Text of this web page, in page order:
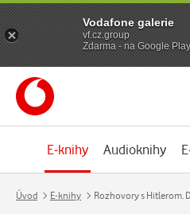
E-knihy Audioknihy
Úvod E-knihy Rozhovory s Hitlerom.
Vodafone galerie
vf.cz.group
Zdarma - na Google Play